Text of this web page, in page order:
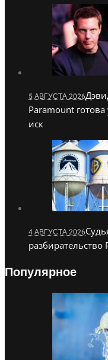
5 АВГУСТА 2026
Paramount
иск
4 АВГУСТА 2026
Популярное